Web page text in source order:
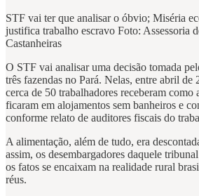
STF vai ter que analisar o óbvio; Miséria
justifica trabalho escravo Foto: Assessoria
Castanheiras
O STF vai analisar uma decisão tomada
três fazendas no Pará. Nelas, entre abril de
cerca de 50 trabalhadores receberam como
ficaram em alojamentos sem banheiros e
conforme relato de auditores fiscais do
A alimentação, além de tudo, era
assim, os desembargadores daquele
os fatos se encaixam na realidade rural
réus.